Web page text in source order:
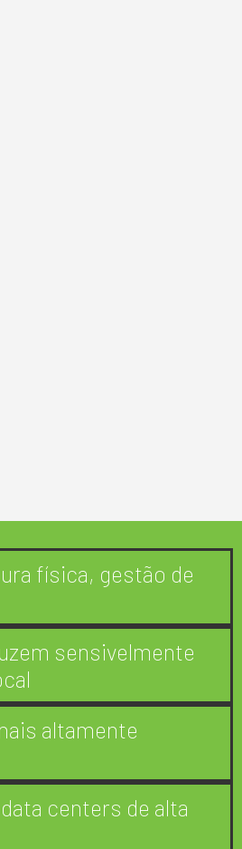
física, gestão de
sensivelmente
altamente
centers de alta